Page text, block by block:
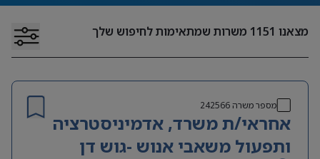
מצאנו 1151 משרות שמתאימות לחיפוש שלך
מספר משרה242566
אחראי/ת משרד, אדמיניסטרציה
ותפעול משאבי אנוש -גוש דן